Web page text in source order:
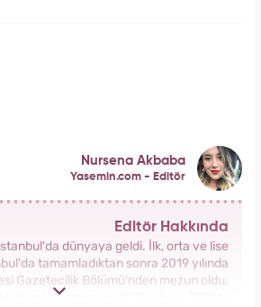
Nursena Akbaba
Yasemin.com - Editör
Editör Hakkında
İstanbul'da dünyaya geldi. İlk, orta ve lise
tamamladıktan sonra 2019 yılında
Gazetecilik Bölümü'nden mezun oldu.
Hürriyet Gazetesi ve 2019 yılında TRT'de